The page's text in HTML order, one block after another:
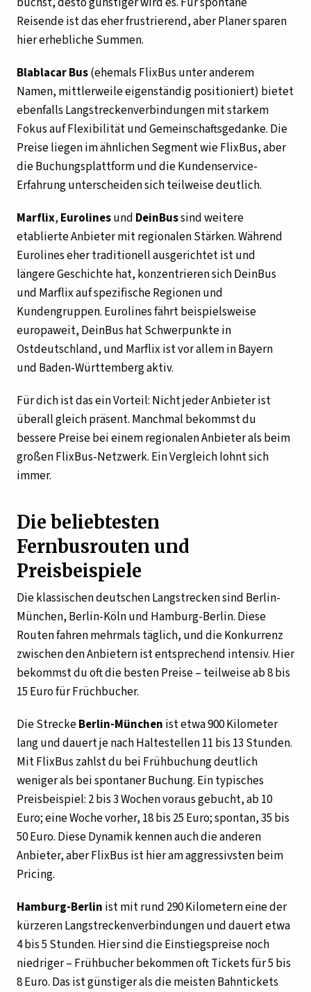
Reisende ist das eher frustrierend, aber Planer sparen
hier erhebliche Summen.
Blablacar Bus(ehemals FlixBus unter anderem
Namen, mittlerweile eigenständig positioniert) bietet
ebenfalls Langstreckenverbindungen mit starkem
Fokus auf Flexibilität und Gemeinschaftsgedanke. Die
Preise liegen im ähnlichen Segment wie FlixBus, aber
die Buchungsplattform und die Kundenservice-
Erfahrung unterscheiden sich teilweise deutlich.
Marflix, Eurolinesund DeinBussind weitere
etablierte Anbieter mit regionalen Stärken. Während
Eurolines eher traditionell ausgerichtet ist und
längere Geschichte hat, konzentrieren sich DeinBus
und Marflix auf spezifische Regionen und
Kundengruppen. Eurolines fährt beispielsweise
europaweit, DeinBus hat Schwerpunkte in
Ostdeutschland, und Marflix ist vor allem in Bayern
und Baden-Württemberg aktiv.
Für dich ist das ein Vorteil: Nicht jeder Anbieter ist
überall gleich präsent. Manchmal bekommst du
bessere Preise bei einem regionalen Anbieter als beim
großen FlixBus-Netzwerk. Ein Vergleich lohnt sich
immer.
Die beliebtesten
Fernbusrouten und
Preisbeispiele
Die klassischen deutschen Langstrecken sind Berlin-
München, Berlin-Köln und Hamburg-Berlin. Diese
Routen fahren mehrmals täglich, und die Konkurrenz
zwischen den Anbietern ist entsprechend intensiv. Hier
bekommst du oft die besten Preise – teilweise ab 8 bis
15 Euro für Früchbucher.
Die StreckeBerlin-München ist etwa 900 Kilometer
lang und dauert je nach Haltestellen 11 bis 13 Stunden.
Mit FlixBus zahlst du bei Frühbuchung deutlich
weniger als bei spontaner Buchung. Ein typisches
Preisbeispiel: 2 bis 3 Wochen voraus gebucht, ab 10
Euro; eine Woche vorher, 18 bis 25 Euro; spontan, 35 bis
50 Euro. Diese Dynamik kennen auch die anderen
Anbieter, aber FlixBus ist hier am aggressivsten beim
Pricing.
Hamburg-Berlin ist mit rund 290 Kilometern eine der
kürzeren Langstreckenverbindungen und dauert etwa
4 bis 5 Stunden. Hier sind die Einstiegspreise noch
niedriger – Frühbucher bekommen oft Tickets für 5 bis
8 Euro. Das ist günstiger als die meisten Bahntickets